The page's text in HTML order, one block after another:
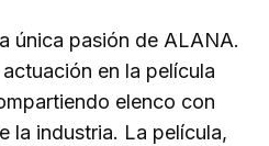
única pasión de ALANA.
en la película
elenco con
la industria. La película,